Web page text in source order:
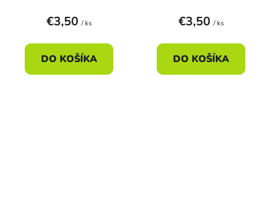
€3,50 / ks
DO KOŠÍKA
€3,50 / ks
DO KOŠÍKA